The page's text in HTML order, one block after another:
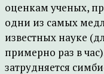
оценкам ученых,
одни из самых
известных науке
примерно раз в
затрудняется